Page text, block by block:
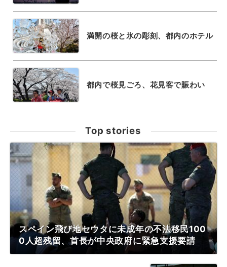
満開の桜と氷の彫刻、都内のホテル
都内で桜見ごろ、花見客で賑わい
Top stories
スペイン飛び地セウタに未成年の不法移民100
0人超残留、首長が中央政府に緊急支援要請